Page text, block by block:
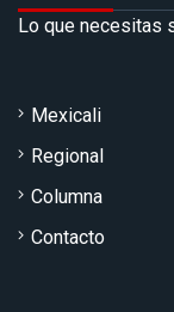
Lo que necesitas
Mexicali
Regional
Columna
Contacto